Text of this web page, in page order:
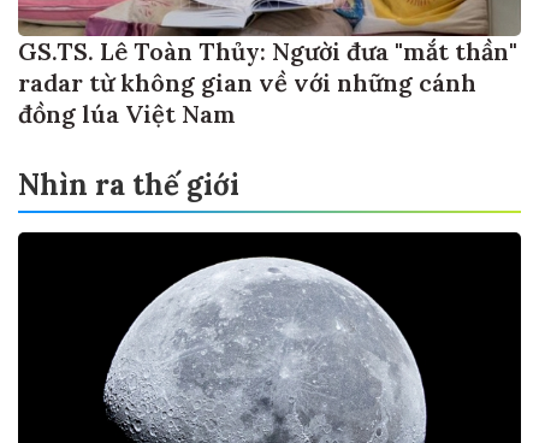
GS.TS. Lê Toàn Thủy: Người đưa "mắt thần"
radar từ không gian về với những cánh
đồng lúa Việt Nam
Nhìn ra thế giới